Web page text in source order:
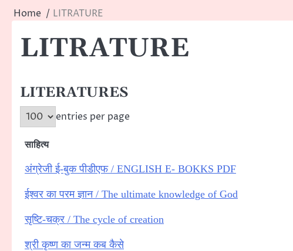
Home LITRATURE
LITRATURE
LITERATURES
entries per page
साहित्य
अंग्रेजी ई-बुक पीडीएफ / ENGLISH E- BOKKS PDF
ईश्वर का परम ज्ञान / The ultimate knowledge of God
सृष्टि-चक्र / The cycle of creation
श्री कृष्ण का जन्म कब कैसे